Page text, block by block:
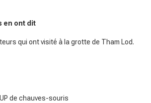
en ont dit
qui ont visité à la grotte de Tham Lod.
de chauves-souris